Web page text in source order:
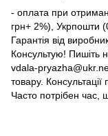
- оплата при
грн+ 2%), Укрпошти
Гарантія від
Консультую! Пишіть
vdala-
товару.
Часто потрібен час,